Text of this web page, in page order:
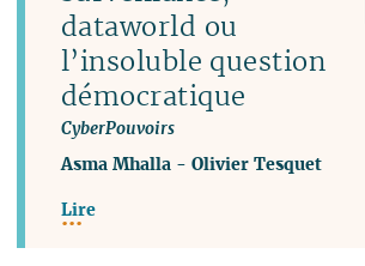
dataworld ou
l’insoluble question
démocratique
CyberPouvoirs
Asma Mhalla -Olivier Tesquet
Lire